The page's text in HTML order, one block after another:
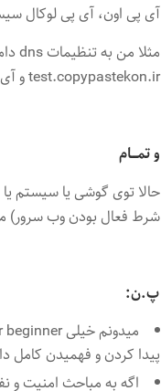
آی پی اون، آی پی لوکال
test.copypastekon.ir و آی پی اون رو ۱۹۲٫۱۶۸٫۴۳٫۱۷۱ قرار میدم.
و تمـــام
حالا توی گوشی یا سیستم
شرط فعال بودن وب سرور)
پ.ن:
پیدا کردن و فهمیدن کامل
اگه به مباحث امنیت و